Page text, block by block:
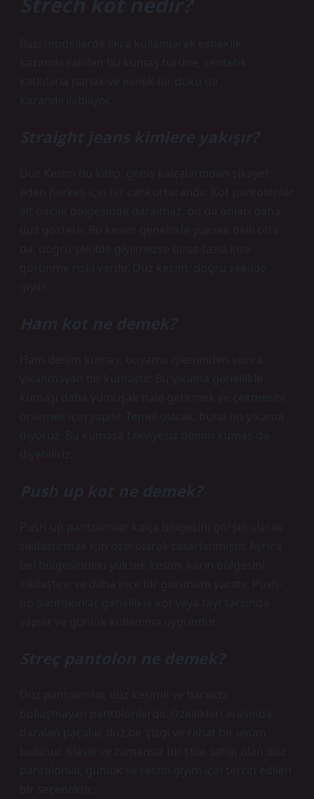
Bazı modellerde likra kullanılarak esneklik
kazandırılabilen bu kumaş türüne, sentetik
katkılarla parlak ve esnek bir doku da
kazandırılabiliyor.
Straight jeans kimlere yakışır?
Düz Kesim Bu kalıp, geniş kalçalarından şikayet
eden herkes için bir cankurtarandır. Kot pantolonlar
alt bacak bölgesinde daralmaz, bu da onları daha
düz gösterir. Bu kesim genellikle yüksek belli olsa
da, doğru şekilde giyilmezse biraz fazla kısa
görünme riski vardır. Düz kesim, doğru şekilde
Ham kot ne demek?
Ham denim kumaş, boyama işleminden sonra
yıkanmayan bir kumaştır. Bu yıkama genellikle
kumaşı daha yumuşak hale getirmek ve çekmesini
önlemek için yapılır. Temel olarak, buna ön yıkama
diyoruz. Bu kumaşa takviyesiz denim kumaş da
diyebiliriz.
Push up kot ne demek?
Push-up pantolonlar kalça bölgesini görsel olarak
sıkılaştırmak için özel olarak tasarlanmıştır. Ayrıca
bel bölgesindeki yüksek kesim, karın bölgesini
sıkılaştırır ve daha ince bir görünüm yaratır. Push-
up pantolonlar genellikle kot veya tayt tarzında
yapılır ve günlük kullanıma uygundur.
Streç pantolon ne demek?
Düz pantolonlar, düz kesimli ve bacakta
bollaşmayan pantolonlardır. Özellikleri arasında
daralan paçalar, düz bir çizgi ve rahat bir uyum
bulunur. Klasik ve zamansız bir stile sahip olan düz
pantolonlar, günlük ve resmi giyim için tercih edilen
bir seçenektir.